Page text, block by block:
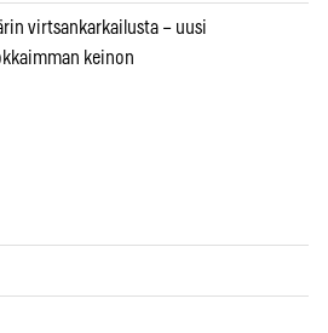
virtsankarkailusta – uusi
keinon